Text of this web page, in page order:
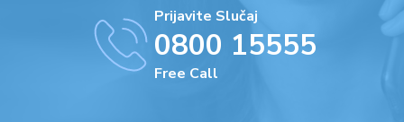
Prijavite Slučaj
0800 15555
Free Call